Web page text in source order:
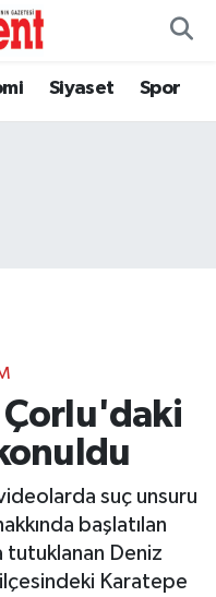
Siyaset Spor
Çorlu'daki
suç unsuru
başlatılan
tutuklanan Deniz
Karatepe